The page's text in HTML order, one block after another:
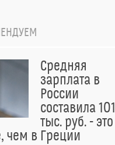
Средняя
зарплата в
России
составила 101
тыс. руб. - это
чем в Греции